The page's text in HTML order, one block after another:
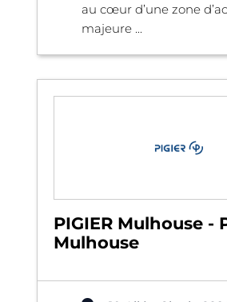
au cœur d’une zone
majeure ...
PIGIER Mulhouse -
Mulhouse